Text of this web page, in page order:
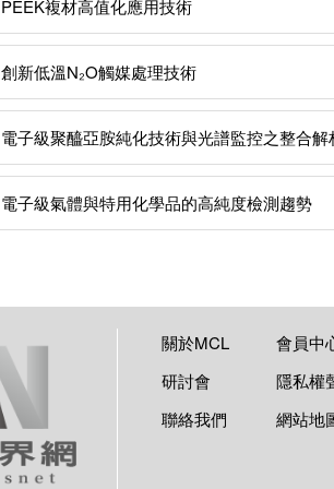
PEEK複材高值化應用技術
創新低溫N₂O觸媒處理技術
電子級聚醯亞胺純化技術與光譜監控之整合解
電子級氣體與特用化學品的高純度檢測趨勢
關於MCL
會員中
研討會
隱私權
聯絡我們
網站地